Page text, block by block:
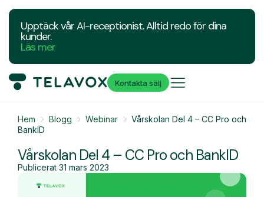
Upptäck vår AI-receptionist. Alltid redo för dina
kunder.
Läs mer
Kontakta sälj
Hem Blogg Webinar
Vårskolan Del 4 – CC Pro och
BankID
Vårskolan Del 4 – CC Pro och BankID
Publicerat 31 mars 2023